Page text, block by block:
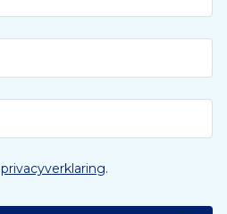
privacyverklaring.